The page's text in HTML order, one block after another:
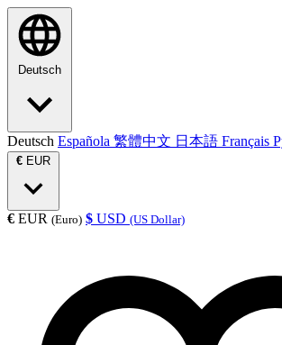
Deutsch
Deutsch Española 繁體中文 日本語 Français
€ EUR
€ EUR (Euro) $ USD (US Dollar)